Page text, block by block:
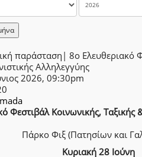
παράσταση| 8ο Ελευθεριακό
Αλληλεγγύης
2026, 09:30pm
Φεστιβάλ Κοινωνικής, Ταξικής
Πάρκο Φιξ (Πατησίων και
Κυριακή 28 Ιούνη